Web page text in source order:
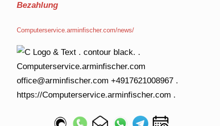
Bezahlung
Computerservice.arminfischer.com/news/